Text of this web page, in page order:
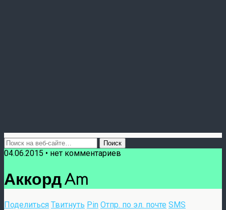
04.06.2015 • нет комментариев
Аккорд Am
Поделиться Твитнуть Pin Отпр. по эл. почте SMS